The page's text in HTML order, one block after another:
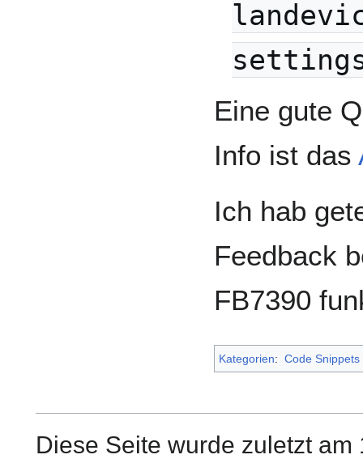
Eine gute
Info ist das
Ich hab
Feedback
FB7390
Kategorien: Code Snippets
Diese Seite wurde zuletzt